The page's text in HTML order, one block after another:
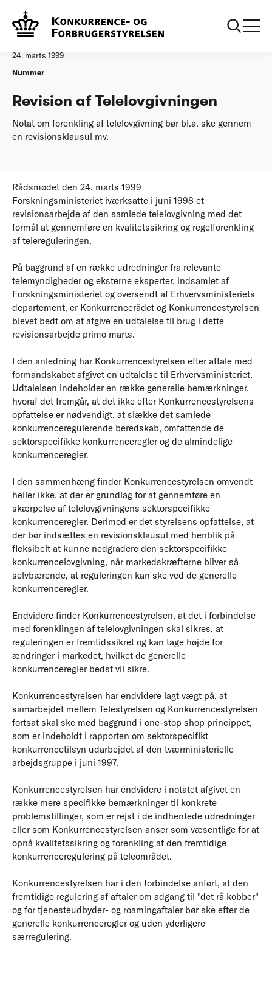
Afgørelser
24. marts 1999
Nummer
Revision af Telelovgivningen
Notat om forenkling af telelovgivning bør bl.a. ske gennem
en revisionsklausul mv.
Rådsmødet den 24. marts 1999
Forskningsministeriet iværksatte i juni 1998 et
revisionsarbejde af den samlede telelovgivning med det
formål at gennemføre en kvalitetssikring og regelforenkling
af telereguleringen.
På baggrund af en række udredninger fra relevante
telemyndigheder og eksterne eksperter, indsamlet af
Forskningsministeriet og oversendt af Erhvervsministeriets
departement, er Konkurrencerådet og Konkurrencestyrelsen
blevet bedt om at afgive en udtalelse til brug i dette
revisionsarbejde primo marts.
I den anledning har Konkurrencestyrelsen efter aftale med
formandskabet afgivet en udtalelse til Erhvervsministeriet.
Udtalelsen indeholder en række generelle bemærkninger,
hvoraf det fremgår, at det ikke efter Konkurrencestyrelsens
opfattelse er nødvendigt, at slække det samlede
konkurrenceregulerende beredskab, omfattende de
sektorspecifikke konkurrenceregler og de almindelige
konkurrenceregler.
I den sammenhæng finder Konkurrencestyrelsen omvendt
heller ikke, at der er grundlag for at gennemføre en
skærpelse af telelovgivningens sektorspecifikke
konkurrenceregler. Derimod er det styrelsens opfattelse, at
der bør indsættes en revisionsklausul med henblik på
fleksibelt at kunne nedgradere den sektorspecifikke
konkurrencelovgivning, når markedskræfterne bliver så
selvbærende, at reguleringen kan ske ved de generelle
konkurrenceregler.
Endvidere finder Konkurrencestyrelsen, at det i forbindelse
med forenklingen af telelovgivningen skal sikres, at
reguleringen er fremtidssikret og kan tage højde for
ændringer i markedet, hvilket de generelle
konkurrenceregler bedst vil sikre.
Konkurrencestyrelsen har endvidere lagt vægt på, at
samarbejdet mellem Telestyrelsen og Konkurrencestyrelsen
fortsat skal ske med baggrund i one-stop shop princippet,
som er indeholdt i rapporten om sektorspecifikt
konkurrencetilsyn udarbejdet af den tværministerielle
arbejdsgruppe i juni 1997.
Konkurrencestyrelsen har endvidere i notatet afgivet en
række mere specifikke bemærkninger til konkrete
problemstillinger, som er rejst i de indhentede udredninger
eller som Konkurrencestyrelsen anser som væsentlige for at
opnå kvalitetssikring og forenkling af den fremtidige
konkurrenceregulering på teleområdet.
Konkurrencestyrelsen har i den forbindelse anført, at den
fremtidige regulering af aftaler om adgang til "det rå kobber"
og for tjenesteudbyder- og roamingaftaler bør ske efter de
generelle konkurrenceregler og uden yderligere
særregulering.